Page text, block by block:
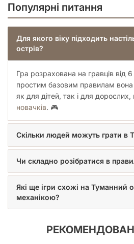
Популярні питання
Для якого віку підходить
острів?
Гра розрахована на гравців від
простим базовим правилам вона
як для дітей, так і для
новачків. 🎮
Скільки людей можуть грати в
Чи складно розібратися в
Які ще ігри схожі на Туманний
механікою?